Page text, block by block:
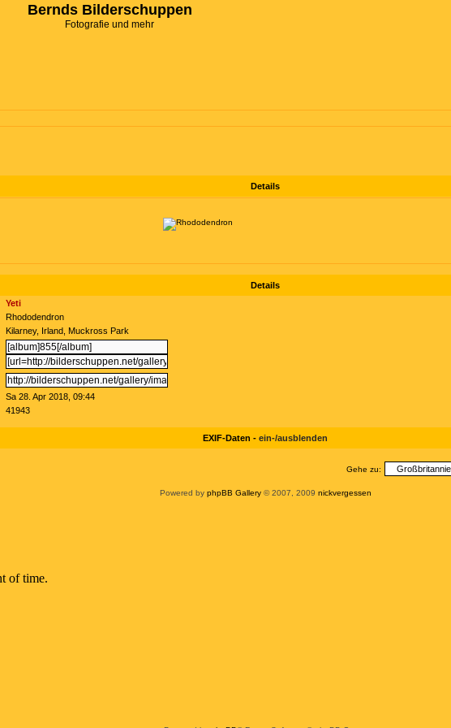
Bernds Bilderschuppen
Fotografie und mehr
Details
Details
Yeti
Rhododendron
Kilarney, Irland, Muckross Park
Sa 28. Apr 2018, 09:44
41943
EXIF-Daten - ein-/ausblenden
Gehe zu:
Powered by phpBB Gallery© 2007, 2009 nickvergessen